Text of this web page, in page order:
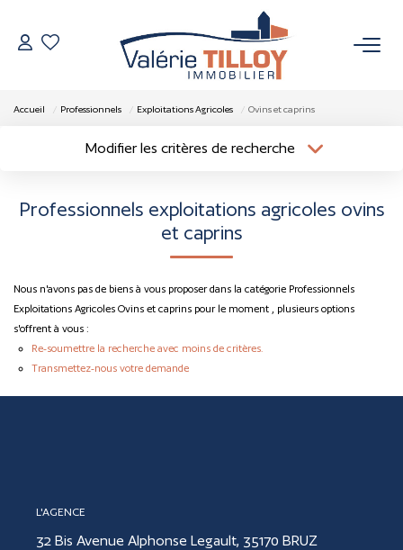
VENDRE
L’AGENCE
Nos Actualités
Nos Outils
Accueil Professionnels Exploitations Agricoles Ovins et caprins
Modifier les critères de recherche
Budget max
Professionnels exploitations agricoles ovins
et caprins
Nous n'avons pas de biens à vous proposer dans la catégorie Professionnels
Exploitations Agricoles Ovins et caprins pour le moment , plusieurs options
s'offrent à vous :
Re-soumettre la recherche avec moins de critères.
Transmettez-nous votre demande
L'AGENCE
32 Bis Avenue Alphonse Legault, 35170 BRUZ